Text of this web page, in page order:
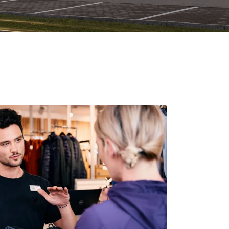
Ob von zu Hause aus, im Freien oder im
Studio
Camping